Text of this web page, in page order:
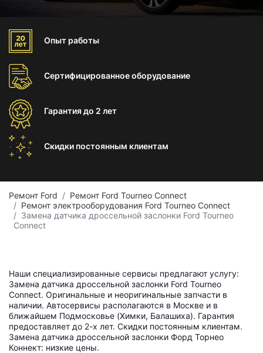
Опыт работы
Сертифицированноеоборудование
Гарантиядо 2 лет
Скидки постоянным клиентам
Ремонт Ford
Ремонт Ford Tourneo Connect
Ремонт электрооборудования Ford Tourneo Connect
Замена датчика дроссельной заслонки Ford Tourneo
Connect
Наши специализированные сервисы предлагают услугу:
Замена датчика дроссельной заслонки Ford Tourneo
Connect. Оригинальные и неоригинальные запчасти в
наличии. Автосервисы располагаются в Москве и в
ближайшем Подмосковье (Химки, Балашиха). Гарантия
предоставляет до 2-х лет. Скидки постоянным клиентам.
Замена датчика дроссельной заслонки Форд Торнео
Коннект: низкие цены.